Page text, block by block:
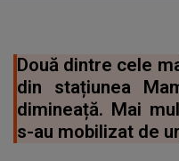
Două dintre cele
din stațiunea
dimineață. Mai
s-au mobilizat de